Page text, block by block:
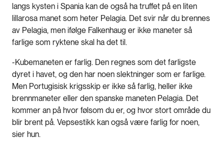
langs kysten i Spania kan de også ha truffet på en liten
lillarosa manet som heter Pelagia. Det svir når du brennes
av Pelagia, men ifølge Falkenhaug er ikke maneter så
farlige som ryktene skal ha det til.
-Kubemaneten er farlig. Den regnes som det farligste
dyret i havet, og den har noen slektninger som er farlige.
Men Portugisisk krigsskip er ikke så farlig, heller ikke
brennmaneter eller den spanske maneten Pelagia. Det
kommer an på hvor følsom du er, og hvor stort område du
blir brent på. Vepsestikk kan også være farlig for noen,
sier hun.